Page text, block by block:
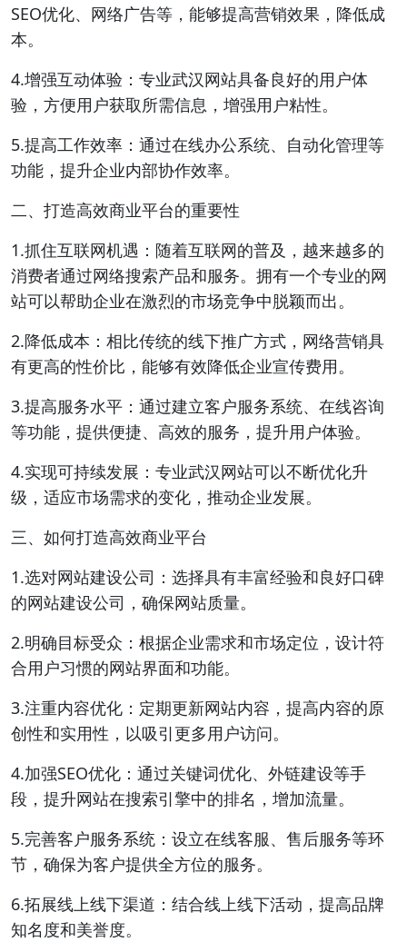
SEO优化、网络广告等，能够提高营销效果，降低成
本。
4.增强互动体验：专业武汉网站具备良好的用户体
验，方便用户获取所需信息，增强用户粘性。
5.提高工作效率：通过在线办公系统、自动化管理等
功能，提升企业内部协作效率。
二、打造高效商业平台的重要性
1.抓住互联网机遇：随着互联网的普及，越来越多的
消费者通过网络搜索产品和服务。拥有一个专业的网
站可以帮助企业在激烈的市场竞争中脱颖而出。
2.降低成本：相比传统的线下推广方式，网络营销具
有更高的性价比，能够有效降低企业宣传费用。
3.提高服务水平：通过建立客户服务系统、在线咨询
等功能，提供便捷、高效的服务，提升用户体验。
4.实现可持续发展：专业武汉网站可以不断优化升
级，适应市场需求的变化，推动企业发展。
三、如何打造高效商业平台
1.选对网站建设公司：选择具有丰富经验和良好口碑
的网站建设公司，确保网站质量。
2.明确目标受众：根据企业需求和市场定位，设计符
合用户习惯的网站界面和功能。
3.注重内容优化：定期更新网站内容，提高内容的原
创性和实用性，以吸引更多用户访问。
4.加强SEO优化：通过关键词优化、外链建设等手
段，提升网站在搜索引擎中的排名，增加流量。
5.完善客户服务系统：设立在线客服、售后服务等环
节，确保为客户提供全方位的服务。
6.拓展线上线下渠道：结合线上线下活动，提高品牌
知名度和美誉度。